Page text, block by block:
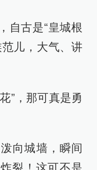
都只讲了咱们
名单的43项非
》带我们穿越